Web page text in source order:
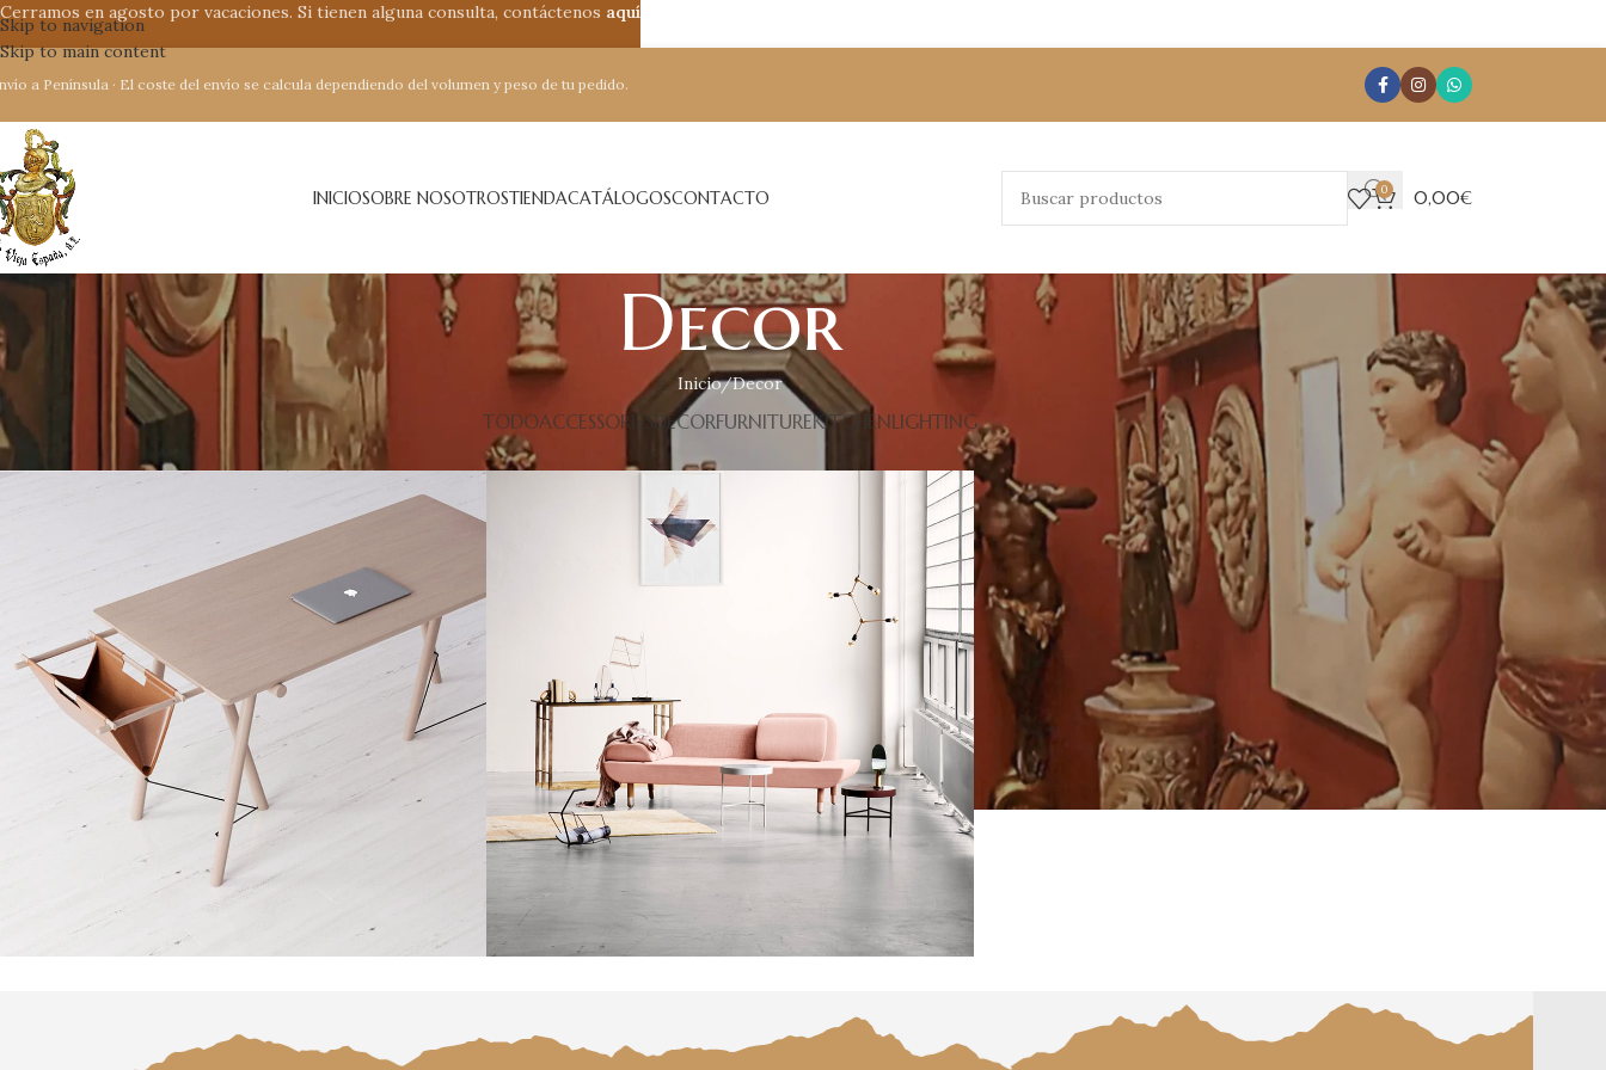
Skip to navigation
Skip to main content
a Península · El coste del envío se calcula dependiendo del volumen y peso de tu pedido.
INICIOSOBRE NOSOTROSTIENDACATÁLOGOSCONTACTO 0 0,00€
Decor
Inicio Decor
TODOACCESSORIES DECORFURNITUREKITCHENLIGHTING
Rhoncus quisque sollicitudin
Cerramos en agosto por vacaciones. Si tienen alguna consulta, contáctenos aquí